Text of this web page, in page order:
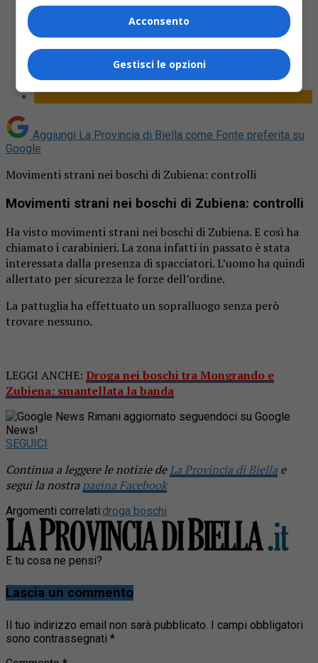
Aggiungi La Provincia di Biella come Fonte preferita su
Google
Movimenti strani nei boschi di Zubiena: controlli
Movimenti strani nei boschi di Zubiena: controlli
Ha visto movimenti strani nei boschi di Zubiena. E così ha
chiamato i carabinieri. La zona infatti in passato è stata
interessata dalla presenza di spacciatori. L’uomo ha quindi
allertato per sicurezza le forze dell’ordine.
La pattuglia ha effettuato un sopralluogo senza però
trovare nessuno.
LEGGI ANCHE: Droga nei boschi tra Mongrando e
Zubiena: smantellata la banda
Rimani aggiornato seguendoci su Google
News!
SEGUICI
Continua a leggere le notizie deLa Provincia di Biella e
segui la nostra pagina Facebook
Argomenti correlati:droga boschi
E tu cosa ne pensi?
Lascia un commento
Il tuo indirizzo email non sarà pubblicato.
I campi obbligatori
sono contrassegnati *
Acconsento
Gestisci le opzioni